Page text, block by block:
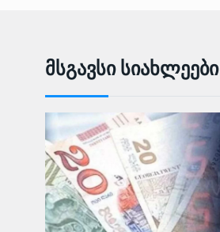
Მსგავსი Სიახლეები